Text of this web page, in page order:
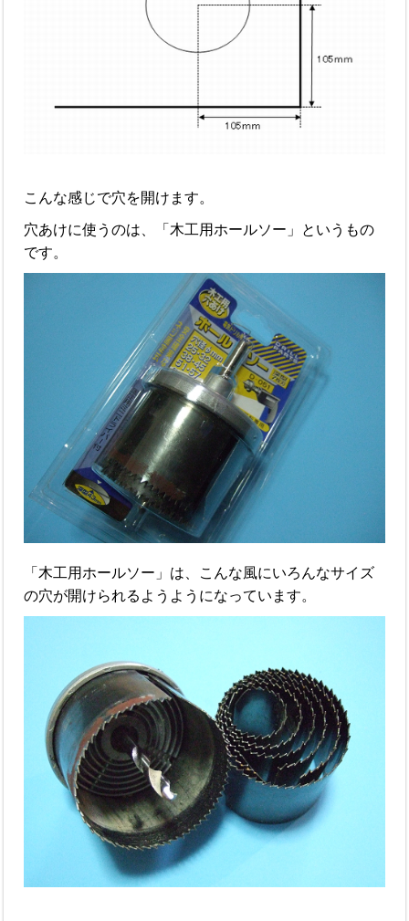
こんな感じで穴を開けます。
穴あけに使うのは、「木工用ホールソー」というもの
です。
「木工用ホールソー」は、こんな風にいろんなサイズ
の穴が開けられるようようになっています。